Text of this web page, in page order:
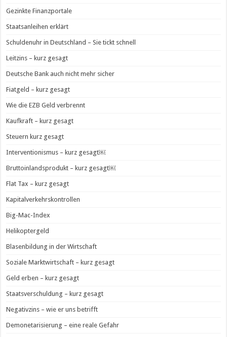
Gezinkte Finanzportale
Staatsanleihen erklärt
Schuldenuhr in Deutschland – Sie tickt schnell
Leitzins – kurz gesagt
Deutsche Bank auch nicht mehr sicher
Fiatgeld – kurz gesagt
Wie die EZB Geld verbrennt
Kaufkraft – kurz gesagt
Steuern kurz gesagt
Interventionismus – kurz gesagt￼
Bruttoinlandsprodukt – kurz gesagt￼
Flat Tax – kurz gesagt
Kapitalverkehrskontrollen
Big-Mac-Index
Helikoptergeld
Blasenbildung in der Wirtschaft
Soziale Marktwirtschaft – kurz gesagt
Geld erben – kurz gesagt
Staatsverschuldung – kurz gesagt
Negativzins – wie er uns betrifft
Demonetarisierung – eine reale Gefahr